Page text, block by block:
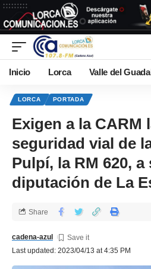
Inicio Lorca Valle del
LORCA PORTADA
Exigen a la CARM
seguridad vial de
Pulpí, la RM 620,
diputación de La
Last updated: 2023/04/13 at 4:35 PM
cadena-azul
Share